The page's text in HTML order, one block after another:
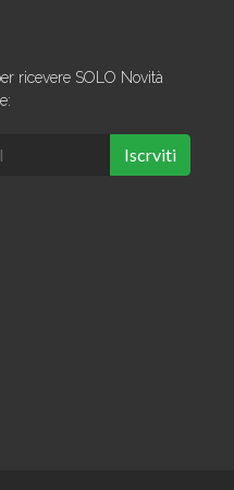
ricevere SOLO Novità
Iscrviti